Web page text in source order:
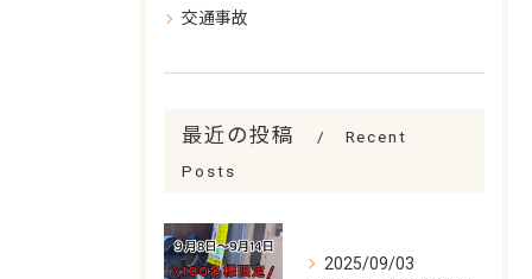
交通事故
最近の投稿
Recent
Posts
2025/09/03